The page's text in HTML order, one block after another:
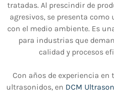
tratadas. Al prescindir de
agresivos, se presenta
con el medio ambiente. Es
para industrias que
calidad y procesos
Con años de experiencia
ultrasonidos, en DCM